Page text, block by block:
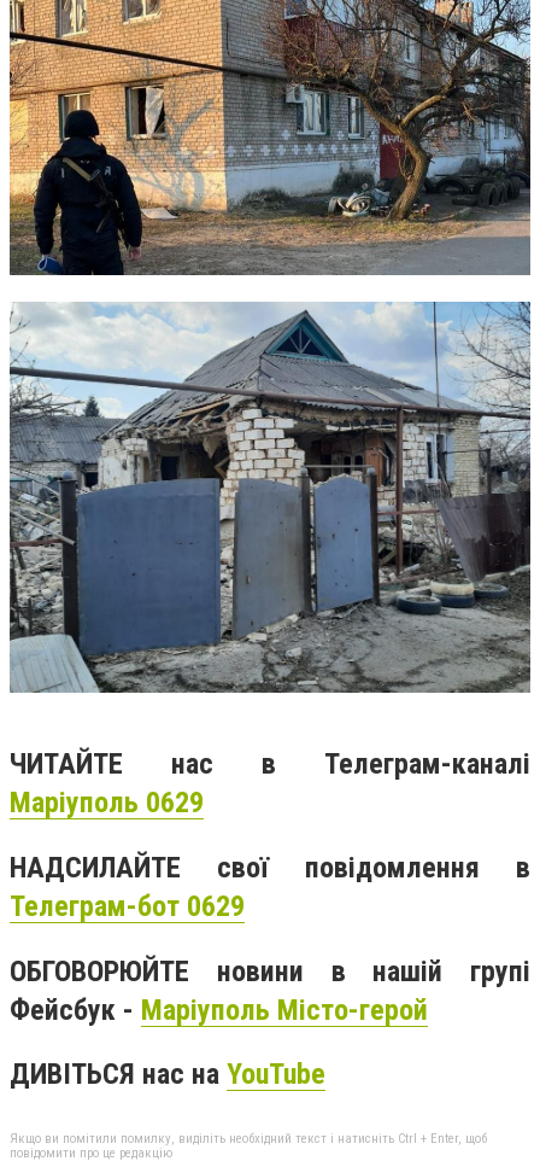
ЧИТАЙТЕ нас в Телеграм-каналі
Маріуполь 0629
НАДСИЛАЙТЕ свої повідомлення в
Телеграм-бот 0629
ОБГОВОРЮЙТЕ новини в нашій групі
Фейсбук - Маріуполь Місто-герой
ДИВІТЬСЯ нас на YouTube
Якщо ви помітили помилку, виділіть необхідний текст і натисніть Ctrl + Enter, щоб
повідомити про це редакцію